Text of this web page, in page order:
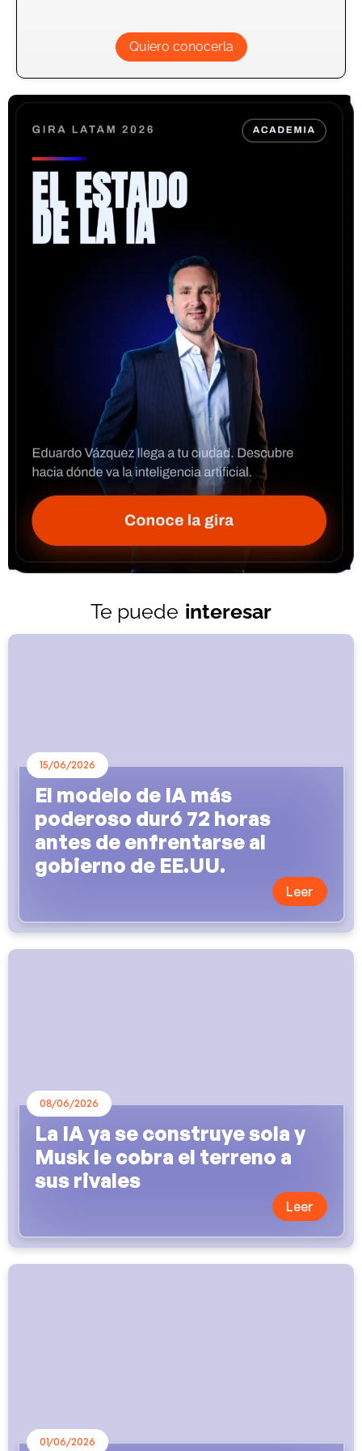
Quiero conocerla
Te puede interesar
15/06/2026
El modelo de IA más
poderoso duró 72 horas
antes de enfrentarse al
gobierno de EE.UU.
Leer
08/06/2026
La IA ya se construye sola y
Musk le cobra el terreno a
sus rivales
Leer
01/06/2026